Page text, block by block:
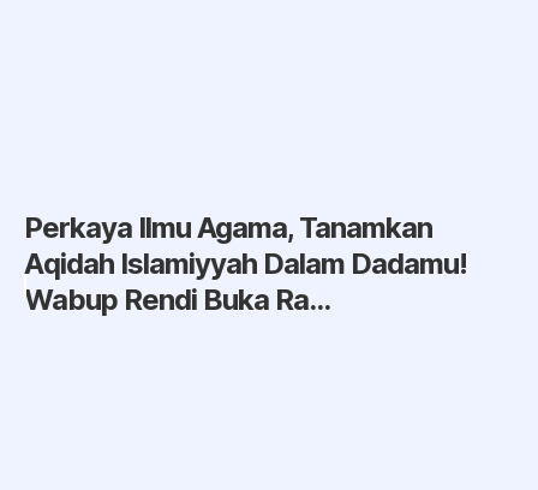
Perkaya Ilmu Agama, Tanamkan
Aqidah Islamiyyah Dalam Dadamu!
Wabup Rendi Buka Ra...